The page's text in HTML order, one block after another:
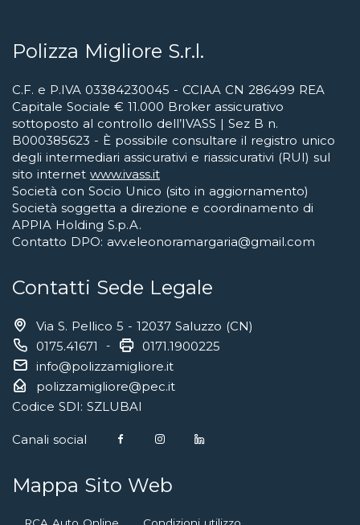
Polizza Migliore S.r.l.
C.F. e P.IVA 03384230045 - CCIAA CN 286499 REA
Capitale Sociale € 11.000 Broker assicurativo
sottoposto al controllo dell’IVASS | Sez B n.
B000385623 - È possibile consultare il registro unico
degli intermediari assicurativi e riassicurativi (RUI) sul
sito internet www.ivass.it
Società con Socio Unico (sito in aggiornamento)
Società soggetta a direzione e coordinamento di
APPIA Holding S.p.A.
Contatto DPO: avv.eleonoramargaria@gmail.com
Contatti Sede Legale
Via S. Pellico 5 - 12037 Saluzzo (CN)
0175.41671
-
0171.1900225
info@polizzamigliore.it
polizzamigliore@pec.it
Codice SDI: SZLUBAI
Canali social
Mappa Sito Web